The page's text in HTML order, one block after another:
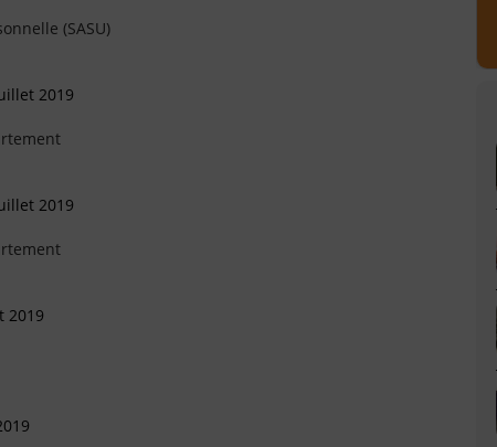
(SASU)
2019
2019
2019